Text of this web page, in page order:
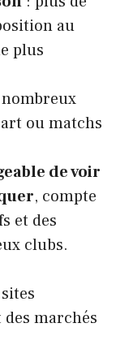
au
plus
ou matchs
de voir
, compte
et des
clubs.
marchés